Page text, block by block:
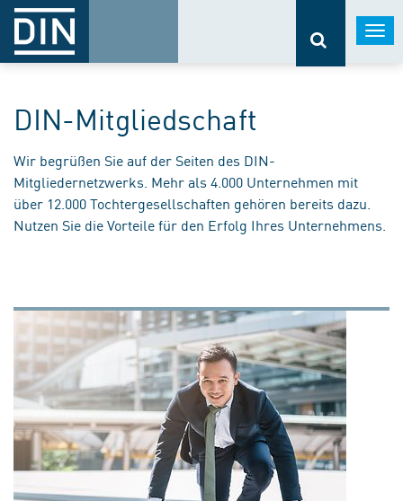
DIN-Mitgliedschaft
Wir begrüßen Sie auf der Seiten des DIN-
Mitgliedernetzwerks. Mehr als 4.000 Unternehmen mit
über 12.000 Tochtergesellschaften gehören bereits dazu.
Nutzen Sie die Vorteile für den Erfolg Ihres Unternehmens.